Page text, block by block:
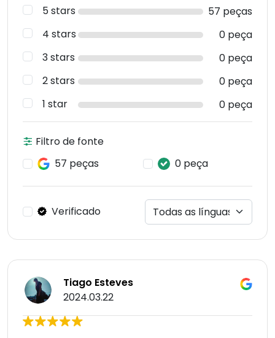
5 stars
57 peças
4 stars
0 peça
3 stars
0 peça
2 stars
0 peça
1 star
0 peça
Filtro de fonte
57 peças
0 peça
Verificado
Tiago Esteves
2024.03.22